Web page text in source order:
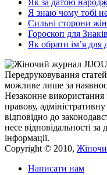
Як за датою
Я знаю чому тобі
Сильні сторони
Гороскоп для
Як обрати ім’я
Передруковування
можливе лише за
Незаконне використання
правову,
відповідно до
несе відповідальності за
інформації.
Copyright © 2010,
Написати нам